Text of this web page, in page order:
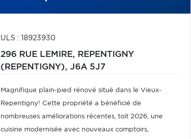
ULS : 18923930
296 RUE LEMIRE, REPENTIGNY
(REPENTIGNY), J6A 5J7
Magnifique plain-pied rénové situé dans le Vieux-
Repentigny! Cette propriété a bénéficié de
nombreuses améliorations récentes, toit 2026, une
cuisine modernisée avec nouveaux comptoirs,